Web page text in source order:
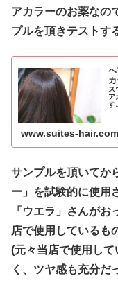
アカラーのお薬なの
プルを頂きテストす
カ
ス
ア
す
www.suites-hair.com
サンプルを頂いてか
ー」を試験的に使用
「ウエラ」さんが
店で使用しているも
(元々当店で使用し
く、ツヤ感も充分だ